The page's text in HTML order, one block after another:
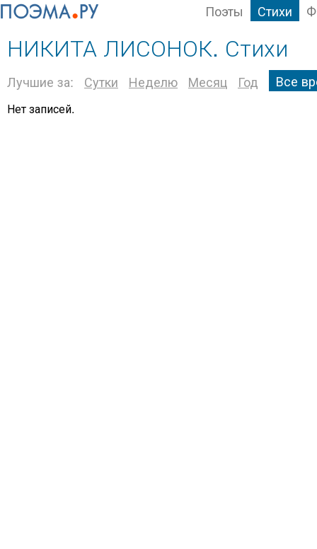
Поэты Стихи
НИКИТА ЛИСОНОК. Стихи
Лучшие за: Сутки Неделю Месяц Год Все
Нет записей.